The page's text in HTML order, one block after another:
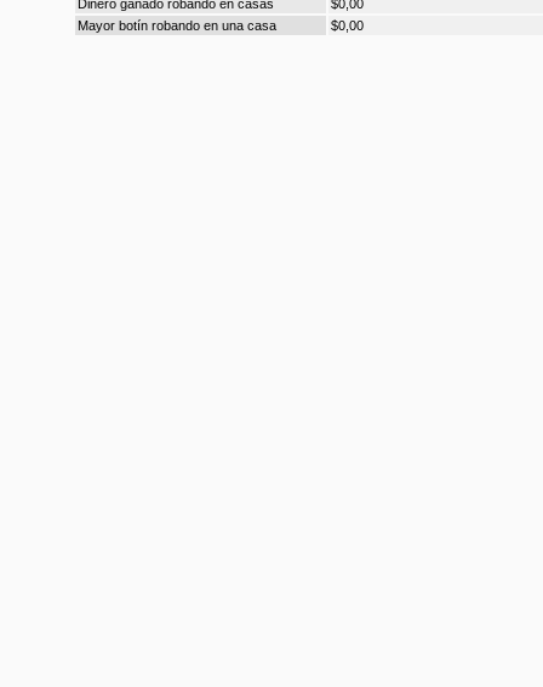
Dinero ganado robando en casas
$0,00
Mayor botín robando en una casa
$0,00